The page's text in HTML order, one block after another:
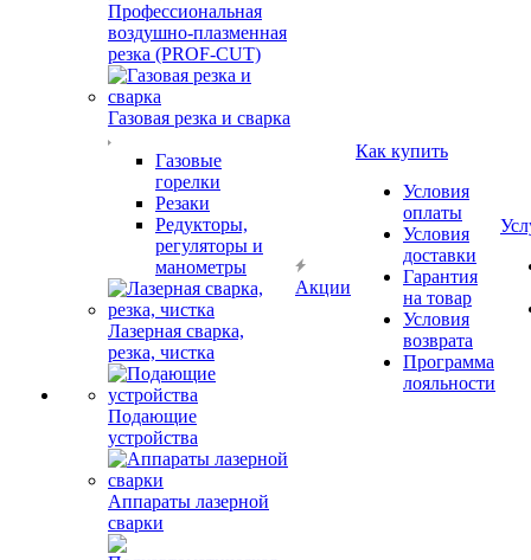
Профессиональная
воздушно-плазменная
резка (PROF-CUT)
Газовая резка и сварка
Газовые
горелки
Резаки
Редукторы,
регуляторы и
манометры
Лазерная сварка,
резка, чистка
Подающие
устройства
Аппараты лазерной
сварки
Акции
Как купить
Условия
оплаты
Условия
доставки
Гарантия
на товар
Условия
возврата
Программа
лояльности